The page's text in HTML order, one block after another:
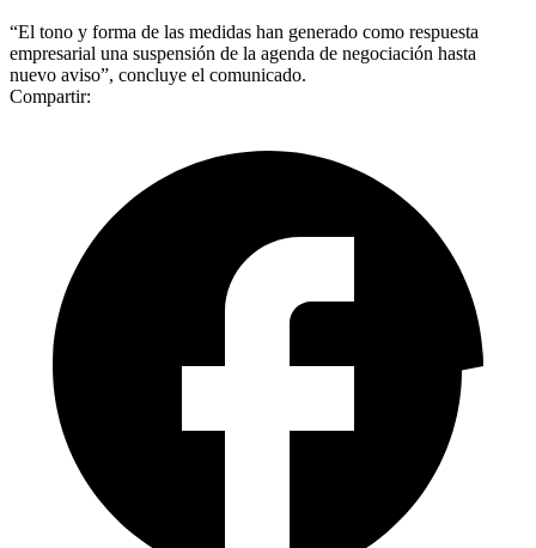
“El tono y forma de las medidas han generado como respuesta
empresarial una suspensión de la agenda de negociación hasta
nuevo aviso”, concluye el comunicado.
Compartir: